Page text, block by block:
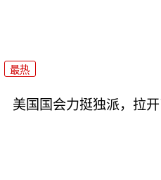
最热
美国国会力挺独派，拉